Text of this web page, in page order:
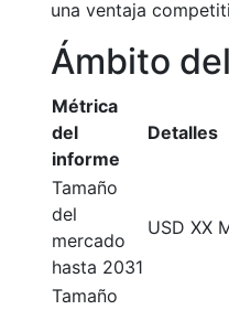
una ventaja
Ámbito
Métrica
del
informe
Detalles
Tamaño
del
mercado
hasta 2031
USD XX
Tamaño